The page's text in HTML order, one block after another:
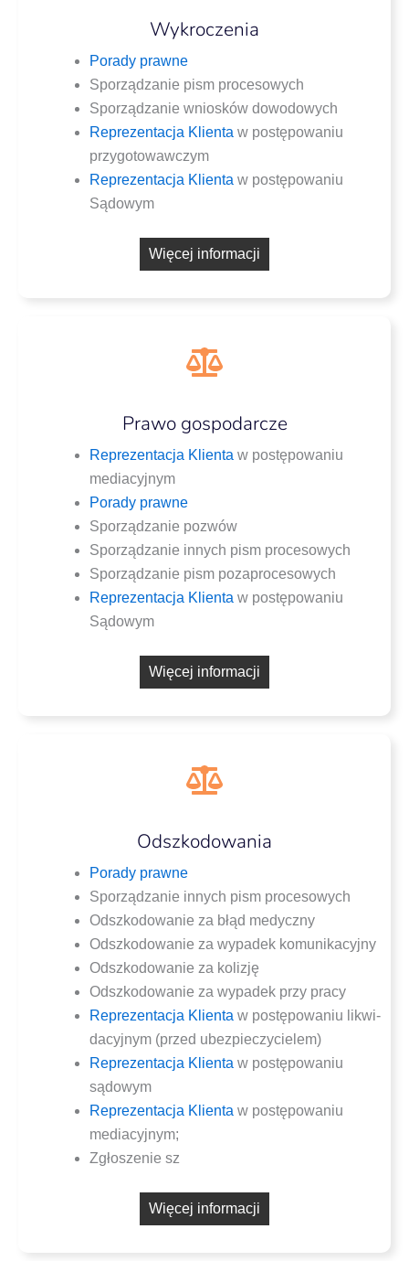
Wykroczenia
Pora­dy prawne
Spo­rzą­dza­nie pism procesowych
Spo­rzą­dza­nie wnio­sków dowodowych
Repre­zen­ta­cja Klien­ta w postę­po­wa­niu
przygotowawczym
Repre­zen­ta­cja Klien­ta w postę­po­wa­niu
Sądowym
Wię­cej informacji
Prawo gospodarcze
Repre­zen­ta­cja Klien­ta w postę­po­wa­niu
mediacyjnym
Pora­dy prawne
Spo­rzą­dza­nie pozwów
Spo­rzą­dza­nie innych pism procesowych
Spo­rzą­dza­nie pism pozaprocesowych
Repre­zen­ta­cja Klien­ta w postę­po­wa­niu
Sądowym
Wię­cej informacji
Odszkodowania
Pora­dy prawne
Spo­rzą­dza­nie innych pism procesowych
Odszko­do­wa­nie za błąd medyczny
Odszko­do­wa­nie za wypa­dek komunikacyjny
Odszko­do­wa­nie za kolizję
Odszko­do­wa­nie za wypa­dek przy pracy
Repre­zen­ta­cja Klien­ta w postę­po­wa­niu likwi­
da­cyj­nym (przed ubezpieczycielem)
Repre­zen­ta­cja Klien­ta w postę­po­wa­niu
sądowym
Repre­zen­ta­cja Klien­ta w postę­po­wa­niu
mediacyjnym;
Zgło­sze­nie sz
Wię­cej informacji